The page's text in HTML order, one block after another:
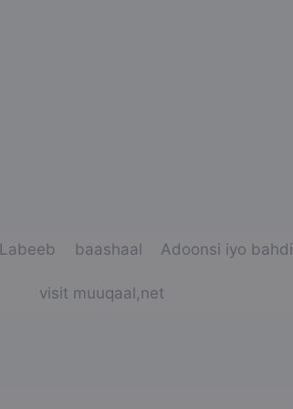
Labeeb baashaal Adoonsi iyo bahdil
visit muuqaal,net